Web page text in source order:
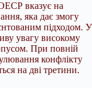
вказує на
яка дає змогу
підходом. У
увагу високому
При повній
конфлікту
на дві третини.